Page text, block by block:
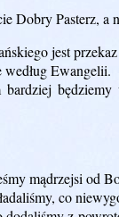
Dobry Pasterz, a
jest
Ewangelii.
mądrzejsi od
co